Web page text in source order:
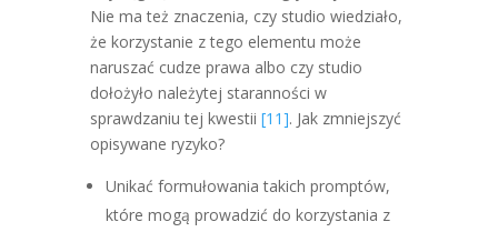
Nie ma też znaczenia, czy studio wiedziało,
że korzystanie z tego elementu może
naruszać cudze prawa albo czy studio
dołożyło należytej staranności w
sprawdzaniu tej kwestii [11]. Jak zmniejszyć
opisywane ryzyko?
Unikać formułowania takich promptów,
które mogą prowadzić do korzystania z